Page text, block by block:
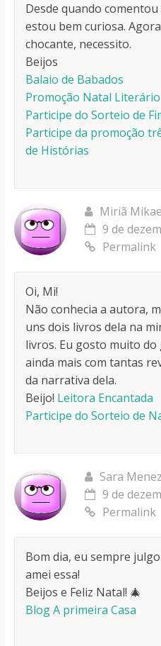
Desde quando
estou bem curiosa.
chocante, necessito.
Beijos
Balaio de Babados
Promoção Natal Literário
Participe do Sorteio de
Participe da promoção
de Histórias
Miriã
9 de
Permalink
Oi, Mi!
Não conhecia a autora,
uns dois livros dela na
livros. Eu gosto muito
ainda mais com tantas
da narrativa dela.
Beijo! Leitora Encantada
Participe do Sorteio de
Sara
9 de
Permalink
Bom dia, eu sempre
amei essa!
Beijos e Feliz Natal! 🎄
Blog A primeira Casa